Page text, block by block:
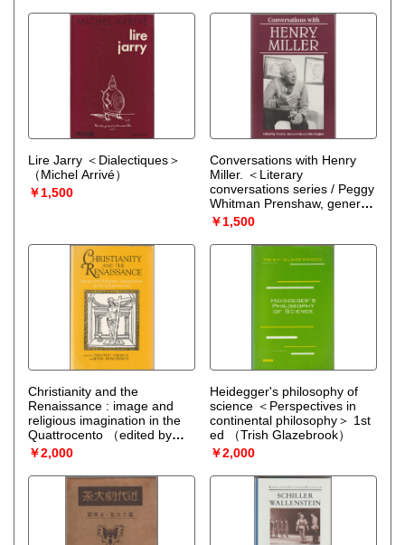
Lire Jarry ＜Dialectiques＞
（Michel Arrivé）
￥1,500
Conversations with Henry
Miller. ＜Literary
conversations series / Peggy
Whitman Prenshaw, general
editor＞
Kersnowski and Alice
Hughes）
￥1,500
Christianity and the
Renaissance : image and
religious imagination in the
Quattrocento
（edited by
Timothy Verdon and John
Henderson）
￥2,000
Heidegger's philosophy of
science ＜Perspectives in
continental philosophy＞ 1st
ed
（Trish Glazebrook）
￥2,000